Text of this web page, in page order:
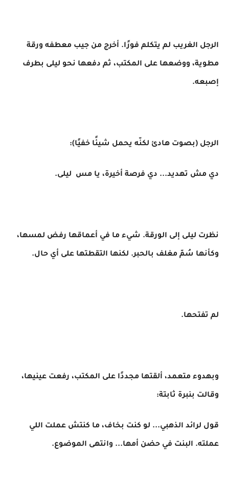
الرجل الغريب لم يتكلم فورًا. أخرج من جيب معطفه ورقة
مطوية، ووضعها على المكتب، ثم دفعها نحو ليلى بطرف
إصبعه.
الرجل (بصوت هادئ لكنّه يحمل شيئًا خفيًا):
دي مش تهديد... دي فرصة أخيرة، يا مس ليلى.
نظرت ليلى إلى الورقة. شيء ما في أعماقها رفض لمسها،
وكأنها سُمّ مغلف بالحبر. لكنها التقطتها على أي حال.
لم تفتحها.
وبهدوء متعمد، ألقتها مجددًا على المكتب، رفعت عينيها،
وقالت بنبرة ثابتة:
قول لرائد الذهبي... لو كنت بخاف، ما كنتش عملت اللي
عملته. البنت في حضن أمها... وانتهى الموضوع.